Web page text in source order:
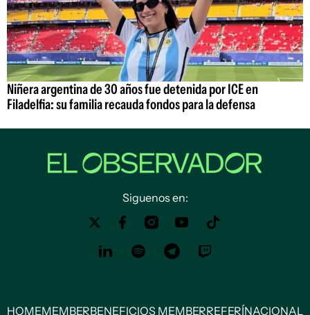
Niñera argentina de 30 años fue detenida por ICE en
Filadelfia: su familia recauda fondos para la defensa
Siguenos en:
HOMEMEMBERBENEFICIOS MEMBERREFERÍNACIONAL